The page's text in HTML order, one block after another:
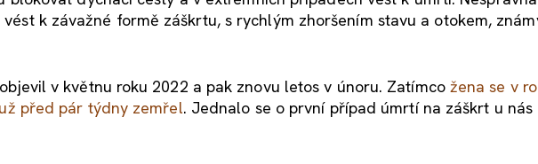
k závažné formě záškrtu, s rychlým zhoršením stavu a otokem,
v květnu roku 2022 a pak znovu letos v únoru. Zatímco žena se v
před pár týdny zemřel. Jednalo se o první případ úmrtí na záškrt u nás